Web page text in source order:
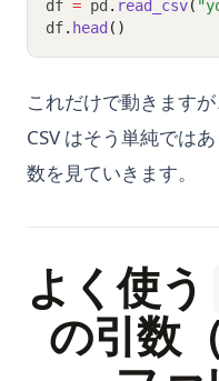
df = pd . read_csv(
df. head ()
これだけで動きます
CSV はそう単純では
数を見ていきます。
よく使う
の引数